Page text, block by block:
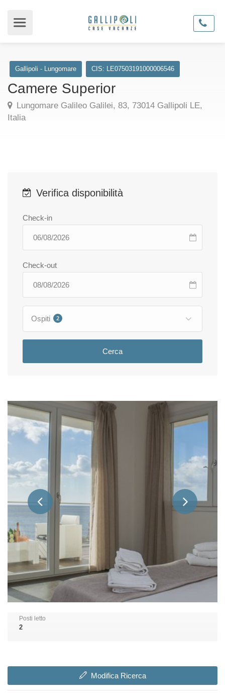
Gallipoli - Lungomare CIS: LE07503191000006546
Camere Superior
Lungomare Galileo Galilei, 83, 73014 Gallipoli LE,
Italia
Verifica disponibilità
Check-in
Check-out
Ospiti 2
Cerca
Posti letto
2
Modifica Ricerca